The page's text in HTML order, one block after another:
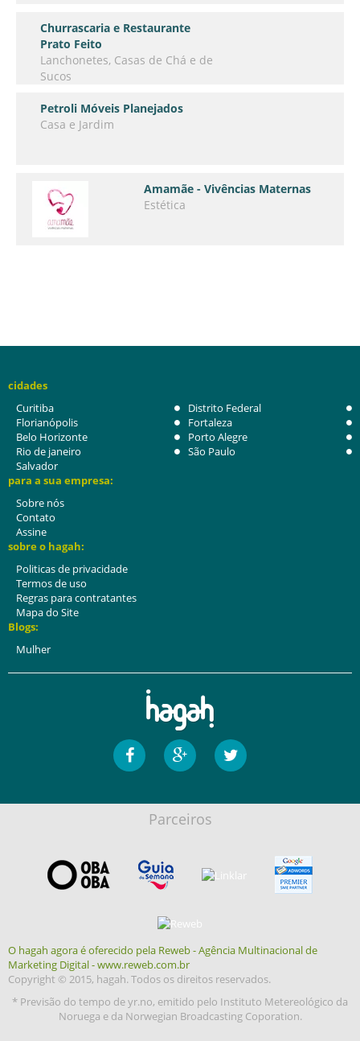
Churrascaria e Restaurante
Prato Feito
Lanchonetes, Casas de Chá e de
Sucos
Petroli Móveis Planejados
Casa e Jardim
Amamãe - Vivências Maternas
Estética
cidades
Curitiba
Distrito Federal
Florianópolis
Fortaleza
Belo Horizonte
Porto Alegre
Rio de janeiro
São Paulo
Salvador
para a sua empresa:
Sobre nós
Contato
Assine
sobre o hagah:
Politicas de privacidade
Termos de uso
Regras para contratantes
Mapa do Site
Blogs:
Mulher
Parceiros
O hagah agora é oferecido pela Reweb - Agência Multinacional de
Marketing Digital - www.reweb.com.br
Copyright © 2015, hagah. Todos os direitos reservados.
* Previsão do tempo de yr.no, emitido pelo Instituto Metereológico da
Noruega e da Norwegian Broadcasting Coporation.